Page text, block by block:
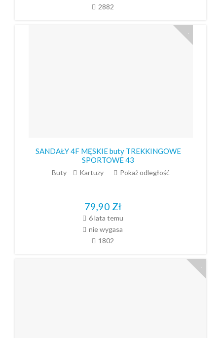
2882
SANDAŁY 4F MĘSKIE buty TREKKINGOWE
SPORTOWE 43
Buty Kartuzy Pokaż odległość
79,90 Zł
6 lata temu
nie wygasa
1802